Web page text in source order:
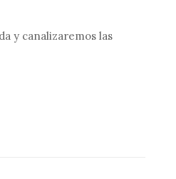
y canalizaremos las